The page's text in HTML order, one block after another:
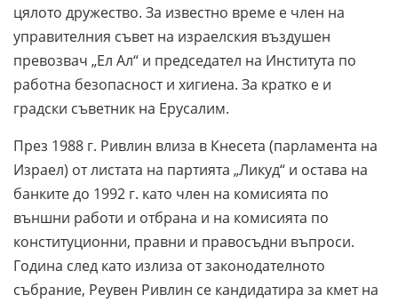
цялото дружество. За известно време е член на
управителния съвет на израелския въздушен
превозвач „Ел Ал“ и председател на Института по
работна безопасност и хигиена. За кратко е и
градски съветник на Ерусалим.
През 1988 г. Ривлин влиза в Кнесета (парламента на
Израел) от листата на партията „Ликуд“ и остава на
банките до 1992 г. като член на комисията по
външни работи и отбрана и на комисията по
конституционни, правни и правосъдни въпроси.
Година след като излиза от законодателното
събрание, Реувен Ривлин се кандидатира за кмет на